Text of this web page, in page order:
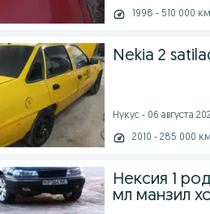
1998 - 510 000 км
Nekia 2
Нукус - 06 августа
2010 - 285 000 км
Нексия 1
мл манзил